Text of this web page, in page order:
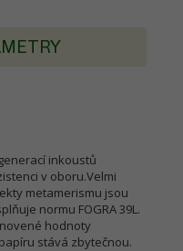
inkoustů
v oboru.Velmi
metamerismu jsou
normu FOGRA 39L.
hodnoty
stává zbytečnou.